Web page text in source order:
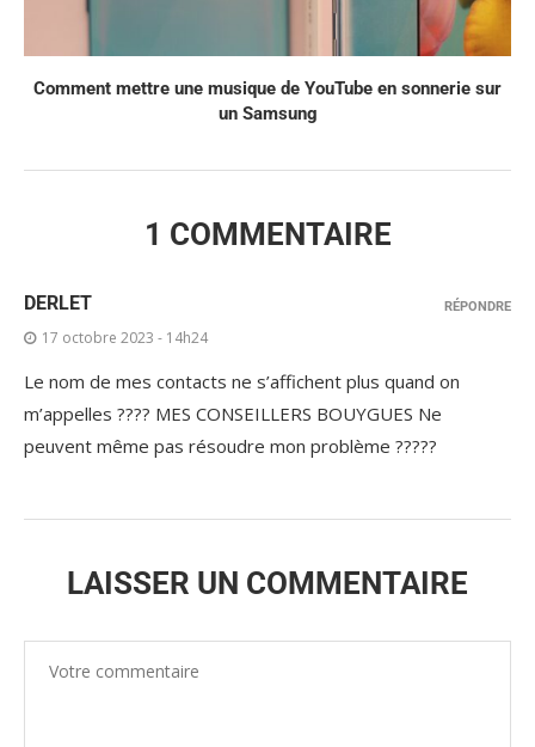
Comment mettre une musique de YouTube en sonnerie sur
un Samsung
1 COMMENTAIRE
DERLET
17 octobre 2023 - 14h24
Le nom de mes contacts ne s’affichent plus quand on
m’appelles ???? MES CONSEILLERS BOUYGUES Ne
peuvent même pas résoudre mon problème ?????
RÉPONDRE
LAISSER UN COMMENTAIRE